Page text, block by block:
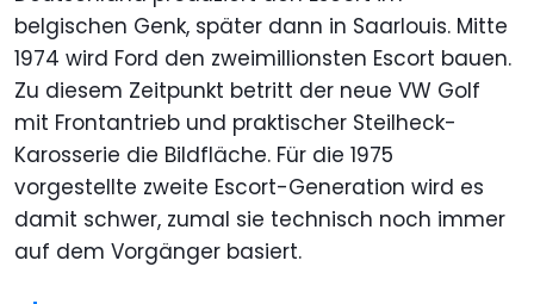
belgischen Genk, später dann in Saarlouis. Mitte
1974 wird Ford den zweimillionsten Escort bauen.
Zu diesem Zeitpunkt betritt der neue VW Golf
mit Frontantrieb und praktischer Steilheck-
Karosserie die Bildfläche. Für die 1975
vorgestellte zweite Escort-Generation wird es
damit schwer, zumal sie technisch noch immer
auf dem Vorgänger basiert.